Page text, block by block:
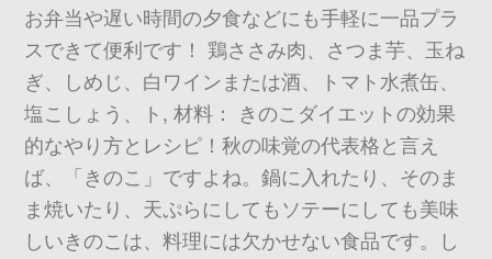
お弁当や遅い時間の夕食などにも手軽に一品プラ
スできて便利です！ 鶏ささみ肉、さつま芋、玉ね
ぎ、しめじ、白ワインまたは酒、トマト水煮缶、
塩こしょう、ト, 材料： きのこダイエットの効果
的なやり方とレシピ！秋の味覚の代表格と言え
ば、「きのこ」ですよね。鍋に入れたり、そのま
ま焼いたり、天ぷらにしてもソテーにしても美味
しいきのこは、料理には欠かせない食品です。し